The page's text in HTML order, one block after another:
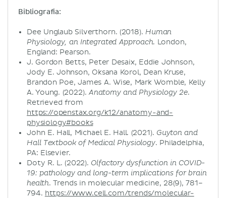
Bibliografia:
Dee Unglaub Silverthorn. (2018). Human
Physiology, an Integrated Approach. London,
England: Pearson.
J. Gordon Betts, Peter Desaix, Eddie Johnson,
Jody E. Johnson, Oksana Korol, Dean Kruse,
Brandon Poe, James A. Wise, Mark Womble, Kelly
A. Young. (2022). Anatomy and Physiology 2e.
Retrieved from
https://openstax.org/k12/anatomy-and-
physiology#books
John E. Hall, Michael E. Hall. (2021). Guyton and
Hall Textbook of Medical Physiology. Philadelphia,
PA: Elsevier.
Doty R. L. (2022). Olfactory dysfunction in COVID-
19: pathology and long-term implications for brain
health. Trends in molecular medicine, 28(9), 781–
794. https://www.cell.com/trends/molecular-